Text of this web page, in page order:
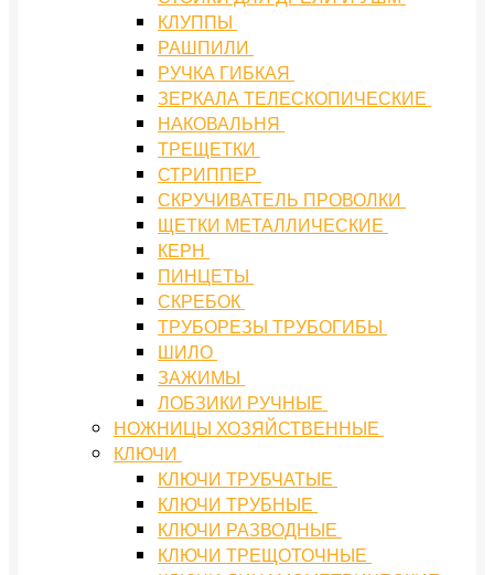
КЛУППЫ
РАШПИЛИ
РУЧКА ГИБКАЯ
ЗЕРКАЛА ТЕЛЕСКОПИЧЕСКИЕ
НАКОВАЛЬНЯ
ТРЕЩЕТКИ
СТРИППЕР
СКРУЧИВАТЕЛЬ ПРОВОЛКИ
ЩЕТКИ МЕТАЛЛИЧЕСКИЕ
КЕРН
ПИНЦЕТЫ
СКРЕБОК
ТРУБОРЕЗЫ ТРУБОГИБЫ
ШИЛО
ЗАЖИМЫ
ЛОБЗИКИ РУЧНЫЕ
НОЖНИЦЫ ХОЗЯЙСТВЕННЫЕ
КЛЮЧИ
КЛЮЧИ ТРУБЧАТЫЕ
КЛЮЧИ ТРУБНЫЕ
КЛЮЧИ РАЗВОДНЫЕ
КЛЮЧИ ТРЕЩОТОЧНЫЕ